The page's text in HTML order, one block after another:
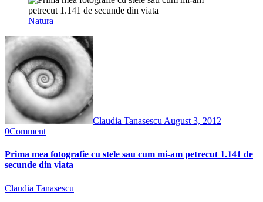
Natura
Claudia Tanasescu August 3, 2012
0Comment
Prima mea fotografie cu stele sau cum mi-am petrecut 1.141 de
secunde din viata
Claudia Tanasescu